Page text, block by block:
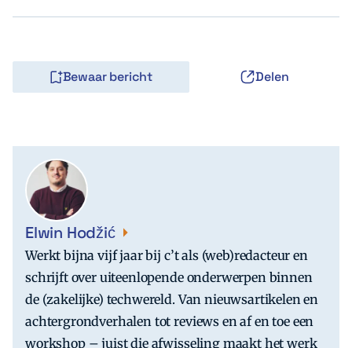
Bewaar bericht Delen
Elwin Hodžić
Werkt bijna vijf jaar bij c’t als (web)redacteur en
schrijft over uiteenlopende onderwerpen binnen
de (zakelijke) techwereld. Van nieuwsartikelen en
achtergrondverhalen tot reviews en af en toe een
workshop – juist die afwisseling maakt het werk